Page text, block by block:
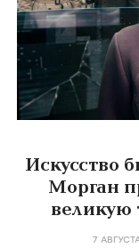
Искусство
Морган
великую
7